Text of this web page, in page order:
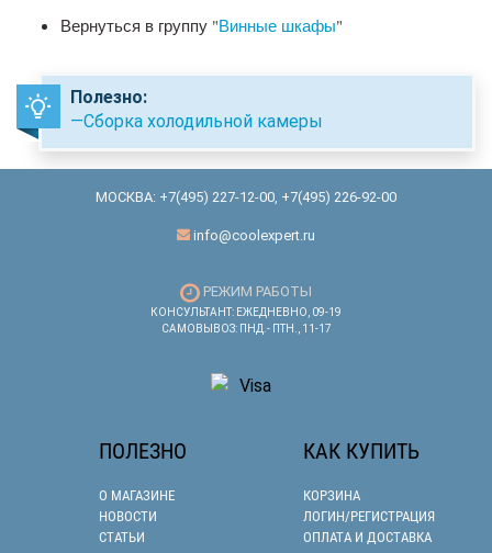
Вернуться в группу "Винные шкафы"
Полезно:
—Сборка холодильной камеры
МОСКВА: +7(495) 227-12-00, +7(495) 226-92-00
info@coolexpert.ru
РЕЖИМ РАБОТЫ
КОНСУЛЬТАНТ: ЕЖЕДНЕВНО, 09-19
САМОВЫВОЗ: ПНД.- ПТН., 11-17
ПОЛЕЗНО
О МАГАЗИНЕ
НОВОСТИ
СТАТЬИ
КАК КУПИТЬ
КОРЗИНА
ЛОГИН/РЕГИСТРАЦИЯ
ОПЛАТА И ДОСТАВКА